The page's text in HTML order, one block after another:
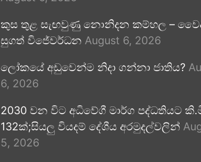
කුස තුළ සැඟවුණු නොනිදන කම්හල –
සුගත් විජේවර්ධන August 6, 2026
ලෝකයේ අඩුවෙන්ම නිදා ගන්නා ජාතිය?
6, 2026
2030 වන විට අධිවේගී මාර්ග පද්ධතියට
132ක්;සියලු වියදම් දේශීය අරමුදල්වලින්
5, 2026